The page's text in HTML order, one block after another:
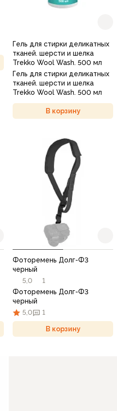
Гель для стирки деликатных
тканей. шерсти и шелка
Trekko Wool Wash. 500 мл
Гель для стирки деликатных
тканей. шерсти и шелка
Trekko Wool Wash. 500 мл
В корзину
Фоторемень Долг-Ф3
черный
5,0
1
Фоторемень Долг-Ф3
черный
5,0
1
В корзину